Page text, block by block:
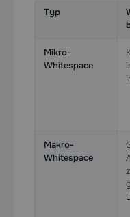
Typ
Mikro-
Whitespace
Makro-
Whitespace